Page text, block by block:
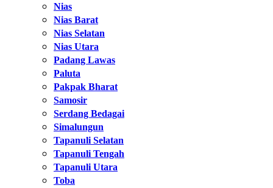
Nias
Nias Barat
Nias Selatan
Nias Utara
Padang Lawas
Paluta
Pakpak Bharat
Samosir
Serdang Bedagai
Simalungun
Tapanuli Selatan
Tapanuli Tengah
Tapanuli Utara
Toba